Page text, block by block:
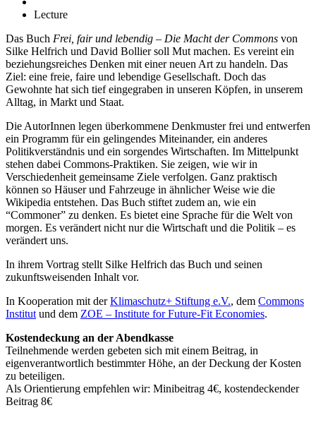
Lecture
Das Buch Frei, fair und lebendig – Die Macht der Commons von
Silke Helfrich und David Bollier soll Mut machen. Es vereint ein
beziehungsreiches Denken mit einer neuen Art zu handeln. Das
Ziel: eine freie, faire und lebendige Gesellschaft. Doch das
Gewohnte hat sich tief eingegraben in unseren Köpfen, in unserem
Alltag, in Markt und Staat.
Die AutorInnen legen überkommene Denkmuster frei und entwerfen
ein Programm für ein gelingendes Miteinander, ein anderes
Politikverständnis und ein sorgendes Wirtschaften. Im Mittelpunkt
stehen dabei Commons-Praktiken. Sie zeigen, wie wir in
Verschiedenheit gemeinsame Ziele verfolgen. Ganz praktisch
können so Häuser und Fahrzeuge in ähnlicher Weise wie die
Wikipedia entstehen. Das Buch stiftet zudem an, wie ein
“Commoner” zu denken. Es bietet eine Sprache für die Welt von
morgen. Es verändert nicht nur die Wirtschaft und die Politik – es
verändert uns.
In ihrem Vortrag stellt Silke Helfrich das Buch und seinen
zukunftsweisenden Inhalt vor.
In Kooperation mit derKlimaschutz+ Stiftung e.V., dem Commons
Institut und dem ZOE – Institute for Future-Fit Economies.
Kostendeckung an der Abendkasse
Teilnehmende werden gebeten sich mit einem Beitrag, in
eigenverantwortlich bestimmter Höhe, an der Deckung der Kosten
zu beteiligen.
Als Orientierung empfehlen wir: Minibeitrag 4€, kostendeckender
Beitrag 8€